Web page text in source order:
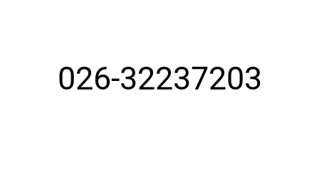
026-32237203